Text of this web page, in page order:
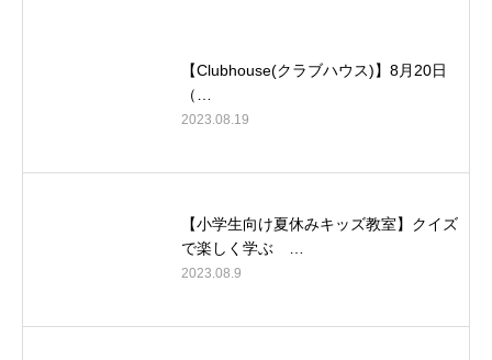
【Clubhouse(クラブハウス)】8月20日
（…
2023.08.19
【小学生向け夏休みキッズ教室】クイズ
で楽しく学ぶ …
2023.08.9